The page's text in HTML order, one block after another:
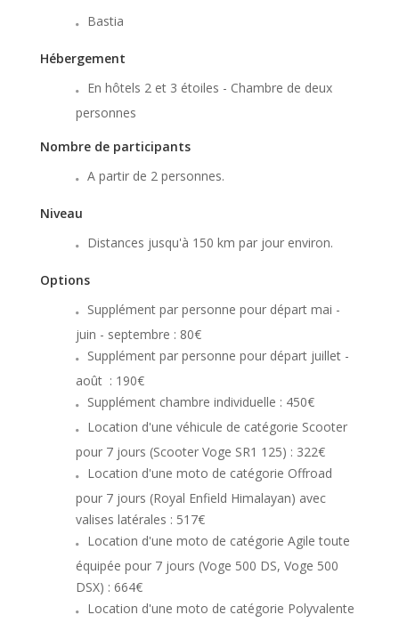
Bastia
Hébergement
En hôtels 2 et 3 étoiles - Chambre de deux
personnes
Nombre de participants
A partir de 2 personnes.
Niveau
Distances jusqu'à 150 km par jour environ.
Options
Supplément par personne pour départ mai -
juin - septembre : 80€
Supplément par personne pour départ juillet -
août : 190€
Supplément chambre individuelle : 450€
Location d'une véhicule de catégorie Scooter
pour 7 jours (Scooter Voge SR1 125) : 322€
Location d'une moto de catégorie Offroad
pour 7 jours (Royal Enfield Himalayan) avec
valises latérales : 517€
Location d'une moto de catégorie Agile toute
équipée pour 7 jours (Voge 500 DS, Voge 500
DSX) : 664€
Location d'une moto de catégorie Polyvalente